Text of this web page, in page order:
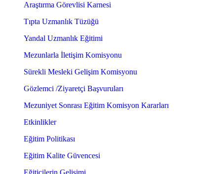
Araştırma Görevlisi Karnesi
Tıpta Uzmanlık Tüzüğü
Yandal Uzmanlık Eğitimi
Mezunlarla İletişim Komisyonu
Sürekli Mesleki Gelişim Komisyonu
Gözlemci /Ziyaretçi Başvuruları
Mezuniyet Sonrası Eğitim Komisyon Kararları
Etkinlikler
Eğitim Politikası
Eğitim Kalite Güvencesi